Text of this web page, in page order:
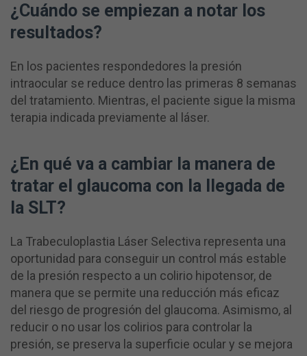
¿Cuándo se empiezan a notar los
resultados?
En los pacientes respondedores la presión
intraocular se reduce dentro las primeras 8 semanas
del tratamiento. Mientras, el paciente sigue la misma
terapia indicada previamente al láser.
¿En qué va a cambiar la manera de
tratar el glaucoma con la llegada de
a SLT?
La Trabeculoplastia Láser Selectiva representa una
oportunidad para conseguir un control más estable
de la presión respecto a un colirio hipotensor, de
manera que se permite una reducción más eficaz
del riesgo de progresión del glaucoma. Asimismo, al
reducir o no usar los colirios para controlar la
presión, se preserva la superficie ocular y se mejora